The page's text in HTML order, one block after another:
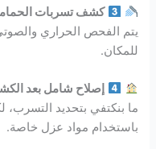
كشف تسربات
يتم الفحص الحراري
للمكان.
إصلاح شامل بعد
ما بنكتفي بتحديد التسرب،
باستخدام مواد عزل خاصة.